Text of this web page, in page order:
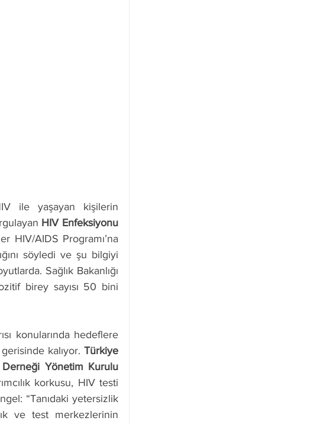
ile yaşayan kişilerin
HIV Enfeksiyonu
HIV/AIDS Programı’na
söyledi ve şu bilgiyi
Sağlık Bakanlığı
birey sayısı 50 bini
konularında hedeflere
kalıyor. Türkiye
Derneği Yönetim Kurulu
korkusu, HIV testi
“Tanıdaki yetersizlik
ve test merkezlerinin